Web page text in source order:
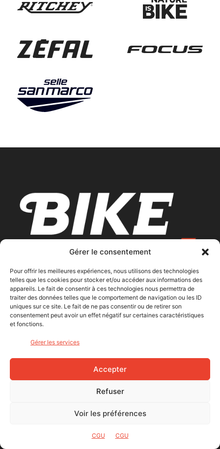
Gérer le consentement
Pour offrir les meilleures expériences, nous utilisons des technologies
telles que les cookies pour stocker et/ou accéder aux informations des
appareils. Le fait de consentir à ces technologies nous permettra de
traiter des données telles que le comportement de navigation ou les ID
uniques sur ce site. Le fait de ne pas consentir ou de retirer son
consentement peut avoir un effet négatif sur certaines caractéristiques
et fonctions.
Gérer les services
Accepter
Refuser
Voir les préférences
CGU CGU
ACCUEIL
L’ÉQUIPE BIKE CAFÉ
CONTACT
MENTIONS LÉGALES